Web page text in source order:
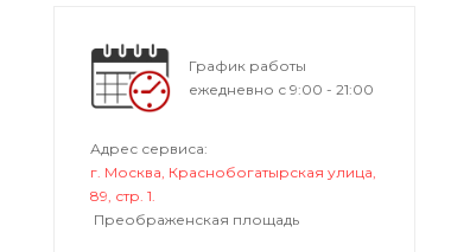
График работы
ежедневно с 9:00 - 21:00
Адрес сервиса:
г. Москва, Краснобогатырская улица,
89, стр. 1.
Преображенская площадь